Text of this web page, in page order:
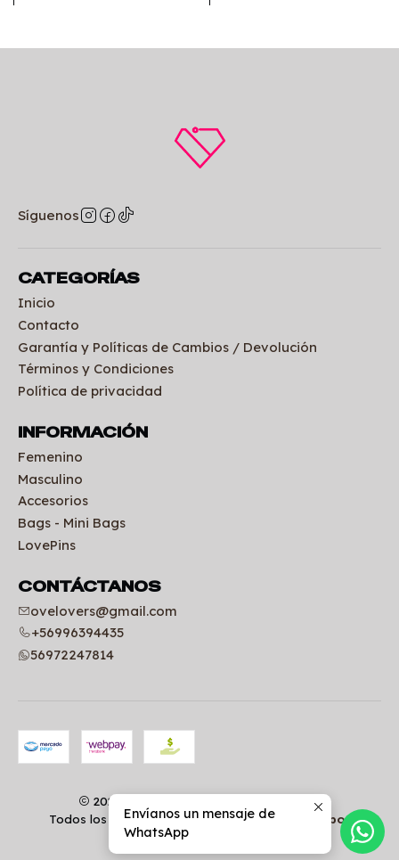
Síguenos
CATEGORÍAS
Inicio
Contacto
Garantía y Políticas de Cambios / Devolución
Términos y Condiciones
Política de privacidad
INFORMACIÓN
Femenino
Masculino
Accesorios
Bags - Mini Bags
LovePins
CONTÁCTANOS
ovelovers@gmail.com
+56996394435
56972247814
2026 Uniformes clínicos | OVELOVERS.
Todos los derechos reservados.Desarrollado por
Jumpseller
Envíanos un mensaje de
WhatsApp